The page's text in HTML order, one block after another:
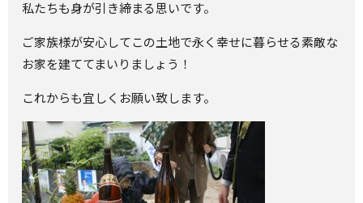
私たちも身が引き締まる思いです。
ご家族様が安心してこの土地で永く幸せに暮らせる素敵な
お家を建ててまいりましょう！
これからも宜しくお願い致します。